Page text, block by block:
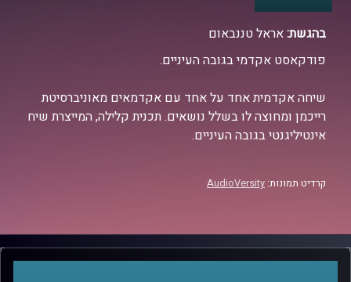
בהגשת:אראל טננבאום
פודקאסט אקדמי בגובה העיניים.
שיחה אקדמית אחד על אחד עם אקדמאים מאוניברסיטת
רייכמן ומחוצה לו בשלל נושאים. תכנית קלילה, המייצרת שיח
אינטיליגנטי בגובה העיניים.
קרדיט תמונות: AudioVersity